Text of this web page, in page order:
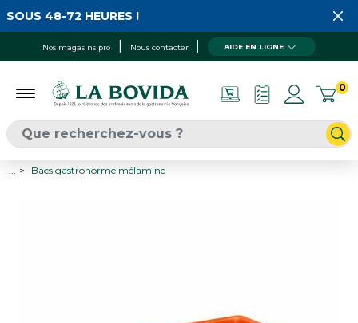
Nos magasins pro Nous contacter AIDE EN LIGNE
0
48-72 HEURES !
Bacs gastronorme mélamine